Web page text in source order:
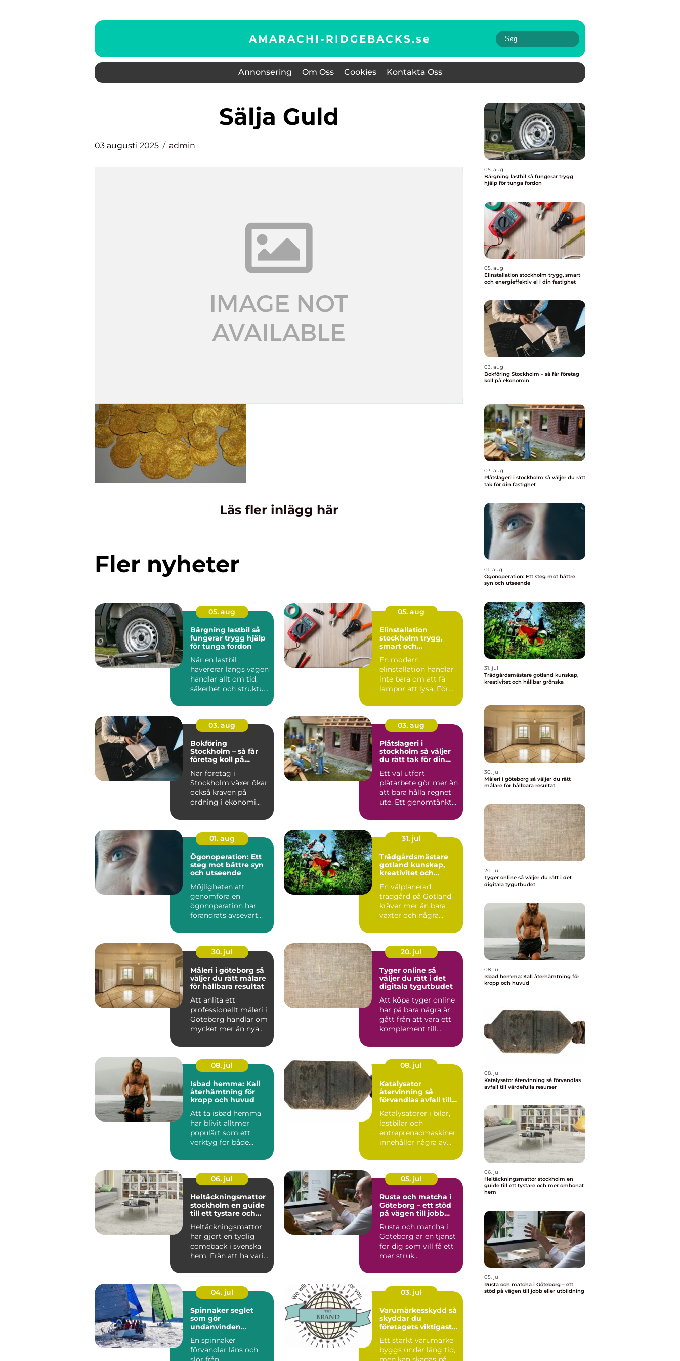
AMARACHI-RIDGEBACKS.se
Annonsering Om Oss Cookies Kontakta Oss
Sälja Guld
03 augusti 2025 admin
Läs fler inlägg här
Fler nyheter
05. aug
Bärgning lastbil så
fungerar trygg hjälp
för tunga fordon
När en lastbil
havererar längs vägen
handlar allt om tid,
säkerhet och struktur.
05. aug
Elinstallation
stockholm trygg,
smart och
din fastighet
En modern
elinstallation handlar
inte bara om att få
lampor att lysa. För
fastighetsägar...
03. aug
Bokföring
Stockholm – så får
företag koll på
När företag i
Stockholm växer ökar
också kraven på
ordning i ekonomi...
03. aug
Plåtslageri i
stockholm så väljer
du rätt tak för din
Ett väl utfört
plåtarbete gör mer än
att bara hålla regnet
ute. Ett genomtänkt
fasad...
01. aug
Ögonoperation: Ett
steg mot bättre syn
och utseende
Möjligheten att
genomföra en
ögonoperation har
förändrats avsevärt
31. jul
Trädgårdsmästare
gotland kunskap,
kreativitet och
En välplanerad
trädgård på Gotland
kräver mer än bara
växter och några
salt ...
30. jul
Måleri i göteborg så
väljer du rätt målare
för hållbara resultat
Att anlita ett
professionellt måleri i
Göteborg handlar om
mycket mer än nya
Ett...
20. jul
Tyger online så
väljer du rätt i det
digitala tygutbudet
Att köpa tyger online
har på bara några år
gått från att vara ett
komplement till
08. jul
Isbad hemma: Kall
återhämtning för
kropp och huvud
Att ta isbad hemma
har blivit alltmer
populärt som ett
verktyg för både
08. jul
Katalysator
återvinning så
förvandlas avfall till
Katalysatorer i bilar,
lastbilar och
entreprenadmaskiner
innehåller några av
värdefulla...
06. jul
Heltäckningsmattor
stockholm en guide
till ett tystare och
Heltäckningsmattor
har gjort en tydlig
comeback i svenska
hem. Från att ha varit
05. jul
Rusta och matcha i
Göteborg – ett stöd
på vägen till jobb
Rusta och matcha i
Göteborg är en tjänst
för dig som vill få ett
mer struk...
04. jul
Spinnaker seglet
som gör
undanvinden
En spinnaker
förvandlar läns och
03. jul
Varumärkesskydd så
skyddar du
företagets viktigaste
Ett starkt varumärke
byggs under lång tid,
05. aug
Bärgning lastbil så fungerar trygg
hjälp för tunga fordon
05. aug
Elinstallation stockholm trygg, smart
och energieffektiv el i din fastighet
03. aug
Bokföring Stockholm – så får företag
koll på ekonomin
03. aug
Plåtslageri i stockholm så väljer du rätt
tak för din fastighet
01. aug
Ögonoperation: Ett steg mot bättre
syn och utseende
31. jul
Trädgårdsmästare gotland kunskap,
kreativitet och hållbar grönska
30. jul
Måleri i göteborg så väljer du rätt
målare för hållbara resultat
20. jul
Tyger online så väljer du rätt i det
digitala tygutbudet
08. jul
Isbad hemma: Kall återhämtning för
kropp och huvud
08. jul
Katalysator återvinning så förvandlas
avfall till värdefulla resurser
06. jul
Heltäckningsmattor stockholm en
guide till ett tystare och mer ombonat
hem
05. jul
Rusta och matcha i Göteborg – ett
stöd på vägen till jobb eller utbildning